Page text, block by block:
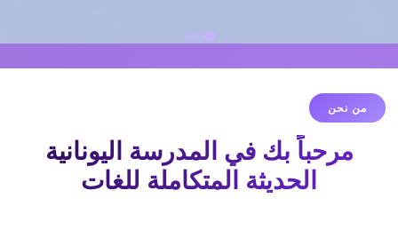
من نحن
مرحباً بك في المدرسة اليونانية
الحديثة المتكاملة للغات